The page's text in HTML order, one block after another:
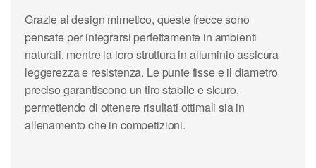
Grazie al design mimetico, queste frecce sono
pensate per integrarsi perfettamente in ambienti
naturali, mentre la loro struttura in alluminio assicura
leggerezza e resistenza. Le punte fisse e il diametro
preciso garantiscono un tiro stabile e sicuro,
permettendo di ottenere risultati ottimali sia in
allenamento che in competizioni.